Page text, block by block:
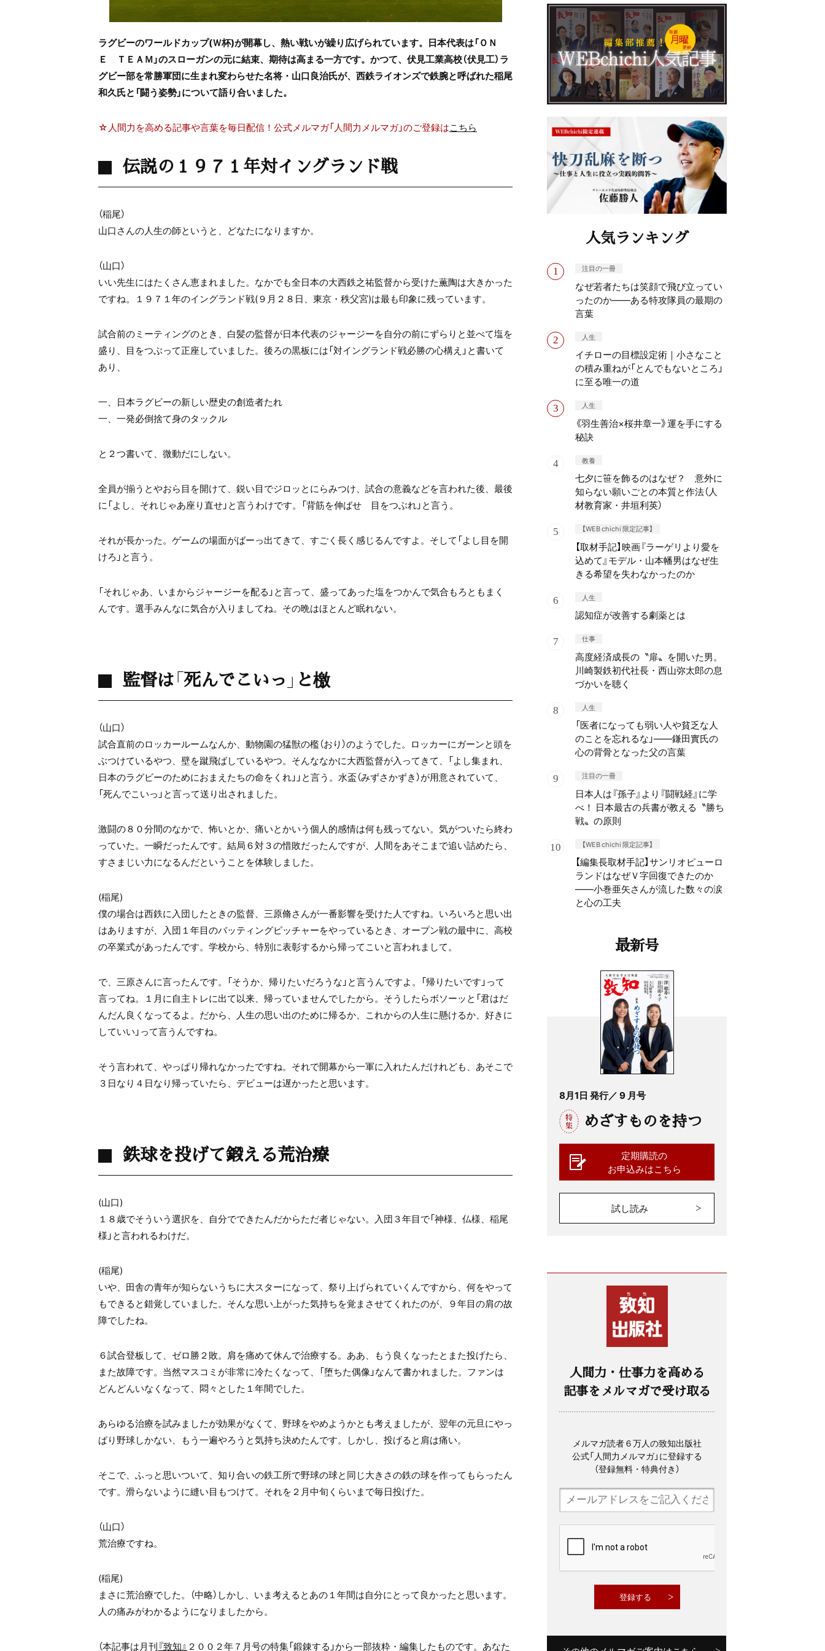
ラグビーのワールドカップ(Ｗ杯)が開幕し、熱い戦いが繰り広げられています。日本代表は「ＯＮ
Ｅ ＴＥＡＭ」のスローガンの元に結束、期待は高まる一方です。かつて、伏見工業高校（伏見工）ラ
グビー部を常勝軍団に生まれ変わらせた名将・山口良治氏が、西鉄ライオンズで鉄腕と呼ばれた稲尾
和久氏と「闘う姿勢」について語り合いました。
☆人間力を高める記事や言葉を毎日配信！公式メルマガ「人間力メルマガ」のご登録はこちら
伝説の１９７１年対イングランド戦
（稲尾）
山口さんの人生の師というと、どなたになりますか。
（山口）
いい先生にはたくさん恵まれました。なかでも全日本の大西鉄之祐監督から受けた薫陶は大きかった
ですね。１９７１年のイングランド戦(９月２８日、東京・秩父宮)は最も印象に残っています。
試合前のミーティングのとき、白髪の監督が日本代表のジャージーを自分の前にずらりと並べて塩を
盛り、目をつぶって正座していました。後ろの黒板には「対イングランド戦必勝の心構え」と書いて
あり、
一、日本ラグビーの新しい歴史の創造者たれ
一、一発必倒捨て身のタックル
と２つ書いて、微動だにしない。
全員が揃うとやおら目を開けて、鋭い目でジロッとにらみつけ、試合の意義などを言われた後、最後
に「よし、それじゃあ座り直せ」と言うわけです。「背筋を伸ばせ 目をつぶれ」と言う。
それが長かった。ゲームの場面がばーっ出てきて、すごく長く感じるんですよ。そして「よし目を開
けろ」と言う。
「それじゃあ、いまからジャージーを配る」と言って、盛ってあった塩をつかんで気合もろともまく
んです。選手みんなに気合が入りましてね。その晩はほとんど眠れない。
監督は「死んでこいっ」と檄
（山口）
試合直前のロッカールームなんか、動物園の猛獣の檻（おり）のようでした。ロッカーにガーンと頭を
ぶつけているやつ、壁を蹴飛ばしているやつ。そんななかに大西監督が入ってきて、「よし集まれ、
日本のラグビーのためにおまえたちの命をくれ」」と言う。水盃（みずさかずき）が用意されていて、
「死んでこいっ」と言って送り出されました。
激闘の８０分間のなかで、怖いとか、痛いとかいう個人的感情は何も残ってない。気がついたら終わ
っていた。一瞬だったんです。結局６対３の惜敗だったんですが、人間をあそこまで追い詰めたら、
すさまじい力になるんだということを体験しました。
(稲尾)
僕の場合は西鉄に入団したときの監督、三原脩さんが一番影響を受けた人ですね。いろいろと思い出
はありますが、入団１年目のバッティングピッチャーをやっているとき、オープン戦の最中に、高校
の卒業式があったんです。学校から、特別に表彰するから帰ってこいと言われまして。
で、三原さんに言ったんです。「そうか、帰りたいだろうな」と言うんですよ。「帰りたいです」って
言ってね。１月に自主トレに出て以来、帰っていませんでしたから。そうしたらボソーッと「君はだ
んだん良くなってるよ。だから、人生の思い出のために帰るか、これからの人生に懸けるか、好きに
していい」って言うんですね。
そう言われて、やっぱり帰れなかったですね。それで開幕から一軍に入れたんだけれども、あそこで
３日なり４日なり帰っていたら、デビューは遅かったと思います。
鉄球を投げて鍛える荒治療
(山口)
１８歳でそういう選択を、自分でできたんだからただ者じゃない。入団３年目で「神様、仏様、稲尾
様」と言われるわけだ。
(稲尾)
いや、田舎の青年が知らないうちに大スターになって、祭り上げられていくんですから、何をやって
もできると錯覚していました。そんな思い上がった気持ちを覚まさせてくれたのが、９年目の肩の故
障でしたね。
６試合登板して、ゼロ勝２敗。肩を痛めて休んで治療する。ああ、もう良くなったとまた投げたら、
また故障です。当然マスコミが非常に冷たくなって、「堕ちた偶像」なんて書かれました。ファンは
どんどんいなくなって、悶々とした１年間でした。
あらゆる治療を試みましたが効果がなくて、野球をやめようかとも考えましたが、翌年の元旦にやっ
ぱり野球しかない、もう一遍やろうと気持ち決めたんです。しかし、投げると肩は痛い。
そこで、ふっと思いついて、知り合いの鉄工所で野球の球と同じ大きさの鉄の球を作ってもらったん
です。滑らないように縫い目もつけて。それを２月中旬くらいまで毎日投げた。
（山口）
荒治療ですね。
(稲尾)
まさに荒治療でした。（中略）しかし、いま考えるとあの１年間は自分にとって良かったと思います。
人の痛みがわかるようになりましたから。
（本記事は月刊『致知』 ２００２年７月号の特集「鍛錬する」から一部抜粋・編集したものです。あなた
人気ランキング
注目の一冊
なぜ若者たちは笑顔で飛び立ってい
ったのか——ある特攻隊員の最期の
言葉
人生
イチローの目標設定術｜小さなこと
の積み重ねが「とんでもないところ」
に至る唯一の道
人生
《羽生善治×桜井章一》運を手にする
秘訣
教養
七夕に笹を飾るのはなぜ？ 意外に
知らない願いごとの本質と作法（人
材教育家・井垣利英）
【WEB chichi 限定記事】
【取材手記】映画『ラーゲリより愛を
込めて』モデル・山本幡男はなぜ生
きる希望を失わなかったのか
人生
認知症が改善する劇薬とは
仕事
高度経済成長の〝扉〟を開いた男。
川崎製鉄初代社長・西山弥太郎の息
づかいを聴く
人生
「医者になっても弱い人や貧乏な人
のことを忘れるな」——鎌田實氏の
心の背骨となった父の言葉
注目の一冊
日本人は『孫子』より『闘戦経』に学
べ！ 日本最古の兵書が教える〝勝ち
戦〟の原則
【WEB chichi 限定記事】
【編集長取材手記】サンリオピューロ
ランドはなぜＶ字回復できたのか
——小巻亜矢さんが流した数々の涙
と心の工夫
最新号
8月1日 発行／ 9 月号
めざすものを持つ
定期購読の
お申込みはこちら
試し読み
人間力・仕事力を高める
記事をメルマガで受け取る
メルマガ読者６万人の致知出版社
公式「人間力メルマガ」に登録する
（登録無料・特典付き）